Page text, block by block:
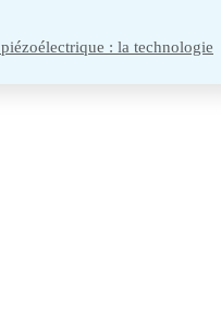
: la technologie